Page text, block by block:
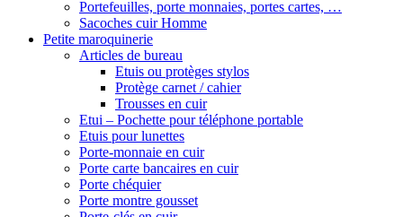
Portefeuilles, porte monnaies, portes cartes, …
Sacoches cuir Homme
Petite maroquinerie
Articles de bureau
Etuis ou protèges stylos
Protège carnet / cahier
Trousses en cuir
Etui – Pochette pour téléphone portable
Etuis pour lunettes
Porte-monnaie en cuir
Porte carte bancaires en cuir
Porte chéquier
Porte montre gousset